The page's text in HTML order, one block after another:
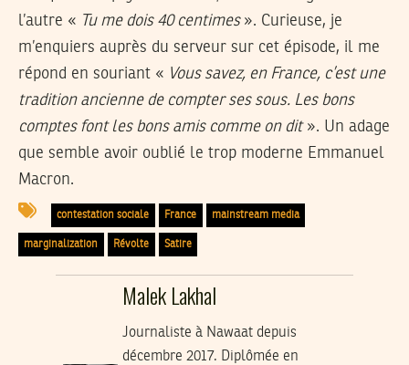
l’autre « Tu me dois 40 centimes». Curieuse, je
m’enquiers auprès du serveur sur cet épisode, il me
répond en souriant « Vous savez, en France, c’est une
tradition ancienne de compter ses sous. Les bons
comptes font les bons amis comme on dit». Un adage
que semble avoir oublié le trop moderne Emmanuel
Macron.
contestation sociale France mainstream media
marginalization Révolte Satire
Malek Lakhal
Journaliste à Nawaat depuis
décembre 2017. Diplômée en